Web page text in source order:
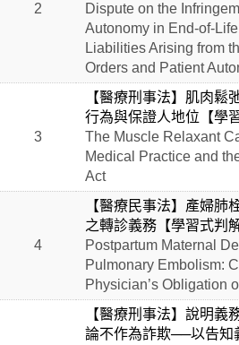
2
Dispute on the
Autonomy in End-of-
Liabilities Arising from
Orders and Patient
3
【醫療刑事法】肌肉鬆
行為與保證人地位【學
The Muscle Relaxant
Medical Practice and
Act
4
【醫療民事法】產婦肺
之轉診義務【學習式判
Postpartum Maternal
Pulmonary Embolism:
Physician’s Obligation
【醫療刑事法】說明義
論不作為詐欺──以告知